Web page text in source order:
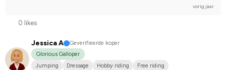
vorig jaar
0 likes
Jessica A
Geverifieerde koper
Glorious Galloper
Jumping
Dressage Hobby riding
Free riding